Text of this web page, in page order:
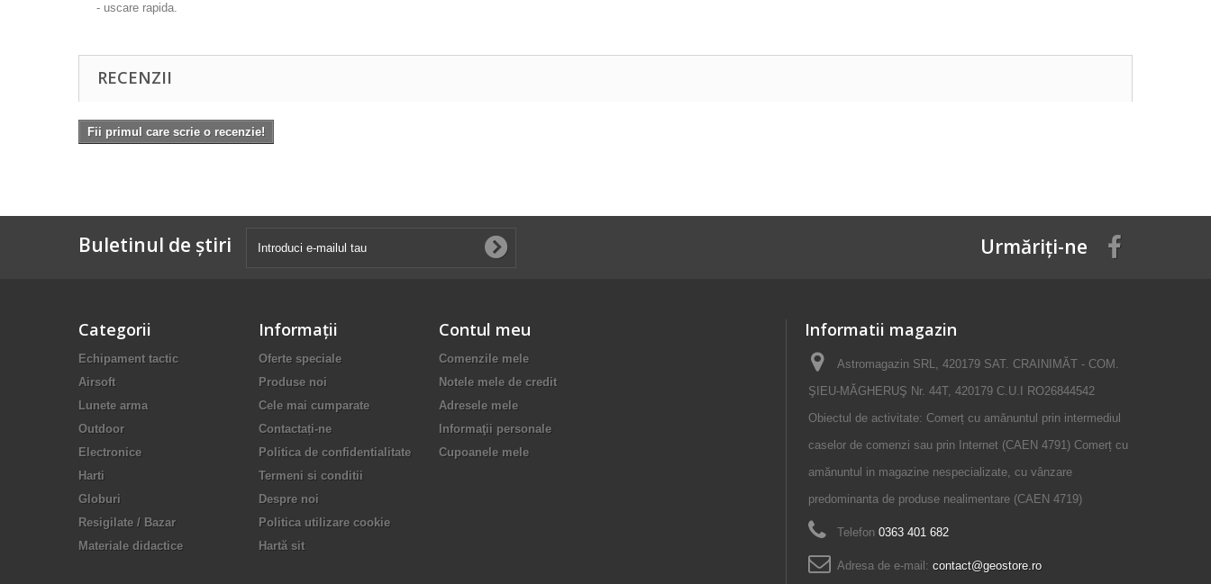
- uscare rapida.
RECENZII
Fii primul care scrie o recenzie!
Buletinul de știri Urmăriți-ne
Categorii
Echipament tactic
Airsoft
Lunete arma
Outdoor
Electronice
Harti
Globuri
Resigilate / Bazar
Materiale didactice
Informaţii
Oferte speciale
Produse noi
Cele mai cumparate
Contactați-ne
Politica de confidentialitate
Termeni si conditii
Despre noi
Politica utilizare cookie
Hartă sit
Contul meu
Comenzile mele
Notele mele de credit
Adresele mele
Informaţii personale
Cupoanele mele
Informatii magazin
Astromagazin SRL, 420179 SAT. CRAINIMĂT - COM.
ŞIEU-MĂGHERUŞ Nr. 44T, 420179 C.U.I RO26844542
Obiectul de activitate: Comerț cu amănuntul prin intermediul
caselor de comenzi sau prin Internet (CAEN 4791) Comerț cu
amănuntul in magazine nespecializate, cu vânzare
predominanta de produse nealimentare (CAEN 4719)
Telefon 0363 401 682
Adresa de e-mail: contact@geostore.ro